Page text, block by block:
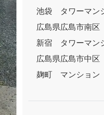
池袋 タワーマン
広島県広島市南
新宿 タワーマン
広島県広島市中
麹町 マンション